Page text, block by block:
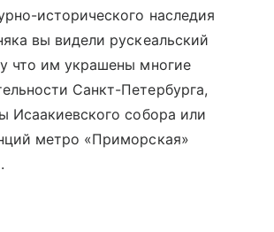
исторического наследия
вы видели рускеальский
что им украшены многие
Санкт-Петербурга,
Исаакиевского собора или
метро «Приморская»